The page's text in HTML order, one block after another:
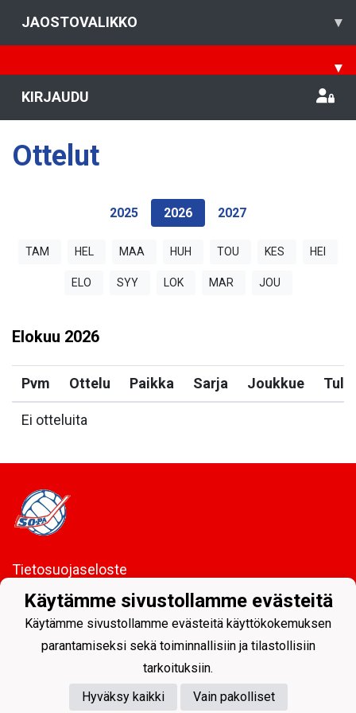
JAOSTOVALIKKO ▾
▾
KIRJAUDU
Ottelut
2025 2026 2027
TAM HEL MAA HUH TOU KES HEI
ELO SYY LOK MAR JOU
Elokuu 2026
Pvm Ottelu Paikka Sarja Joukkue
Ei otteluita
Tietosuojaseloste
Sodankylän Pallo ry - Nuorissa on tulevaisuus
Powered by
Käytämme sivustollamme evästeitä
Käytämme sivustollamme evästeitä käyttökokemuksen
parantamiseksi sekä toiminnallisiin ja tilastollisiin
tarkoituksiin.
Hyväksy kaikki
Vain pakolliset